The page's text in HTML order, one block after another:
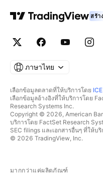
สร้า
ภาษาไทย
เลือกข้อมูลตลาดที่ให้บริการโดย
เลือกข้อมูลอ้างอิงที่ให้บริการโดย
Research Systems Inc.
Copyright © 2026, American
บริการโดย FactSet Research
SEC filings และเอกสารอื่นๆ ที่ให้บริ
© 2026 TradingView, Inc.
มากกว่าแค่ผลิตภัณฑ์